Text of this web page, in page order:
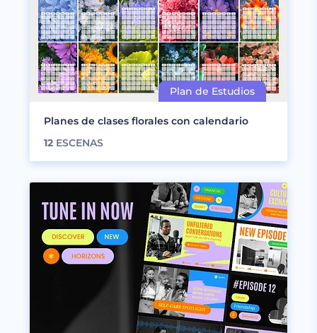
Planes de clases florales con calendario
12 ESCENAS